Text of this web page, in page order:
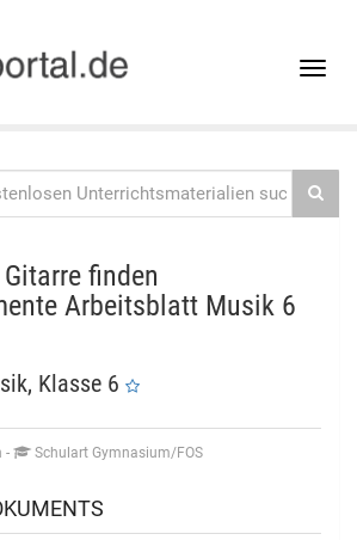
Toggle
finden
Arbeitsblatt Musik 6
Klasse 6
- Schulart Gymnasium/FOS